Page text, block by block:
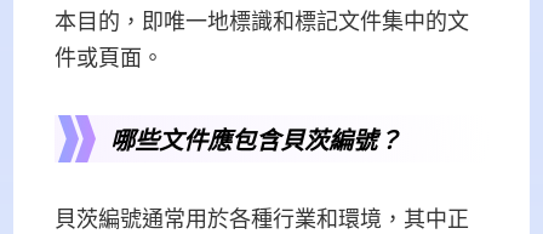
本目的，即唯一地標識和標記文件集中的文
件或頁面。
哪些文件應包含貝茨編號？
貝茨編號通常用於各種行業和環境，其中正